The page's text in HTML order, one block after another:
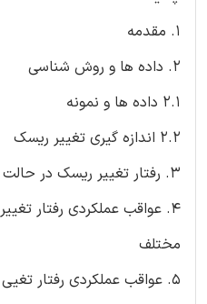
1. مقدمه
2. داده ها و روش شناسی
2.1 داده ها و نمونه
2.2 اندازه گیری تغییر ریسک
3. رفتار تغییر ریسک در حالت های مختلف بازار
4. عواقب عملکردی رفتار
مختلف
5. عواقب عملکردی رفتار